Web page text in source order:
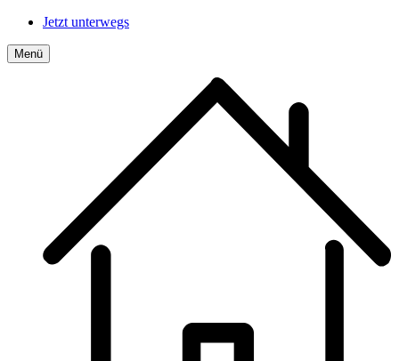
Jetzt unterwegs
Menü